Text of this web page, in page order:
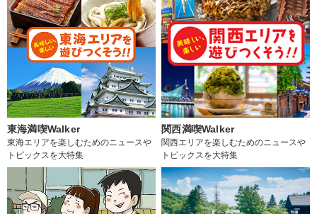
東海満喫Walker
東海エリアを楽しむためのニュースや
トピックスを大特集
関西満喫Walker
関西エリアを楽しむためのニュースや
トピックスを大特集